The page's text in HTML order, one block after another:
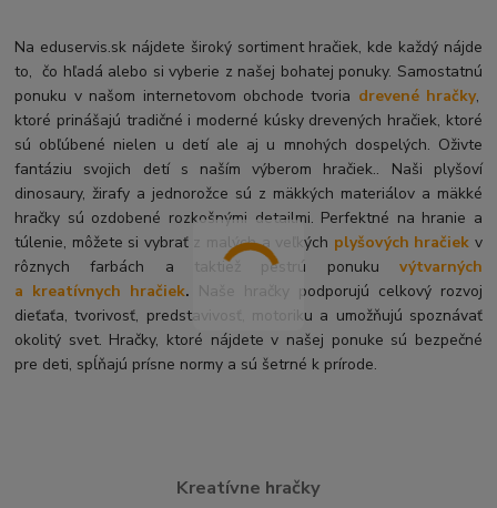
Na eduservis.sk nájdete široký sortiment hračiek, kde každý nájde
to, čo hľadá alebo si vyberie z našej bohatej ponuky. Samostatnú
ponuku v našom internetovom obchode tvoria drevené hračky,
ktoré prinášajú tradičné i moderné kúsky drevených hračiek, ktoré
sú obľúbené nielen u detí ale aj u mnohých dospelých. Oživte
fantáziu svojich detí s naším výberom hračiek.. Naši plyšoví
dinosaury, žirafy a jednorožce sú z mäkkých materiálov a mäkké
hračky sú ozdobené rozkošnými detailmi. Perfektné na hranie a
túlenie, môžete si vybrať z malých a veľkých plyšových hračiek v
rôznych farbách a taktiež pestrú ponuku výtvarných
a kreatívnych hračiek.
Naše hračky podporujú celkový rozvoj
dieťaťa, tvorivosť, predstavivosť, motoriku a umožňujú spoznávať
okolitý svet. Hračky, ktoré nájdete v našej ponuke sú bezpečné
pre deti, spĺňajú prísne normy a sú šetrné k prírode.
Kreatívne hračky